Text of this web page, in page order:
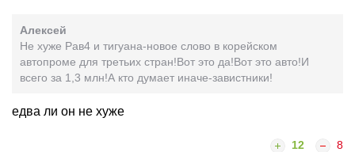
Алексей
Не хуже Рав4 и тигуана-новое слово в корейском
автопроме для третьих стран!Вот это да!Вот это авто!И
всего за 1,3 млн!А кто думает иначе-завистники!
едва ли он не хуже
12 8